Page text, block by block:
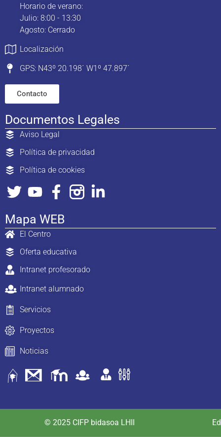
Horario de verano:
Julio: 8:00 - 13:30
Agosto: Cerrado
Localización
GPS: N43º 20.198´ W1º 47.897´
Contacto
Documentos Legales
Aviso Legal
Política de privacidad
Política de cookies
Mapa WEB
El Centro
Oferta educativa
Intranet profesorado
Intranet alumnado
Servicios
Proyectos
Noticias
© 2025 CIFP bidasoa LHII